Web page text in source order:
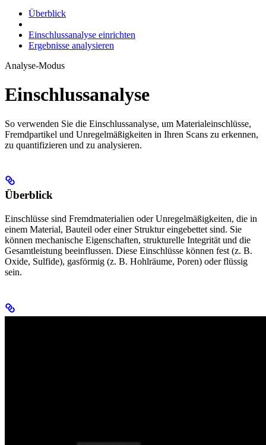
Überblick
Einschlussanalyse einrichten
Ergebnisse analysieren
Analyse-Modus
Einschlussanalyse
So verwenden Sie die Einschlussanalyse, um Materialeinschlüsse,
Fremdpartikel und Unregelmäßigkeiten in Ihren Scans zu erkennen,
zu quantifizieren und zu analysieren.
Überblick
Einschlüsse sind Fremdmaterialien oder Unregelmäßigkeiten, die in
einem Material, Bauteil oder einer Struktur eingebettet sind. Sie
können mechanische Eigenschaften, strukturelle Integrität und die
Gesamtleistung beeinflussen. Diese Einschlüsse können fest (z. B.
Oxide, Sulfide), gasförmig (z. B. Hohlräume, Poren) oder flüssig
sein.